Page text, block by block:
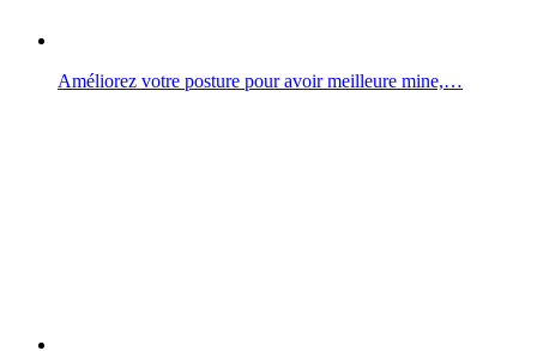
Améliorez votre posture pour avoir meilleure mine,…